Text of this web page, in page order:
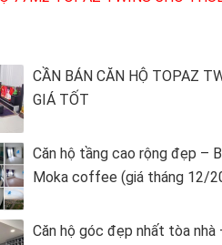
CẦN BÁN CĂN HỘ TOPAZ
GIÁ TỐT
Căn hộ tầng cao rộng đẹp –
Moka coffee (giá tháng 12/
Căn hộ góc đẹp nhất tòa nhà